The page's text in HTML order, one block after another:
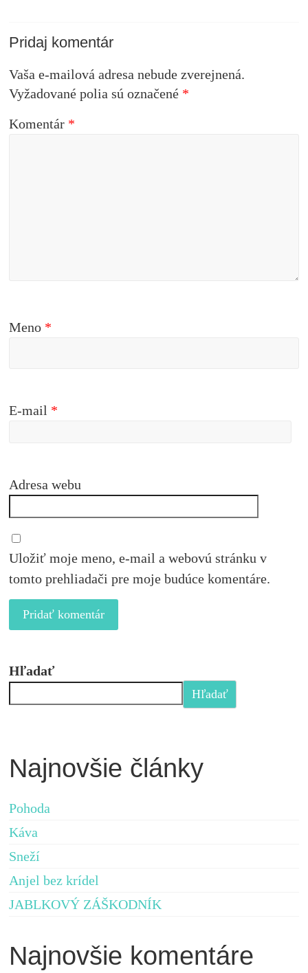
Pridaj komentár
Vaša e-mailová adresa nebude zverejnená.
Vyžadované polia sú označené *
Komentár *
Meno *
E-mail *
Adresa webu
Uložiť moje meno, e-mail a webovú stránku v
tomto prehliadači pre moje budúce komentáre.
Hľadať
Hľadať
Najnovšie články
Pohoda
Káva
Sneží
Anjel bez krídel
JABLKOVÝ ZÁŠKODNÍK
Najnovšie komentáre